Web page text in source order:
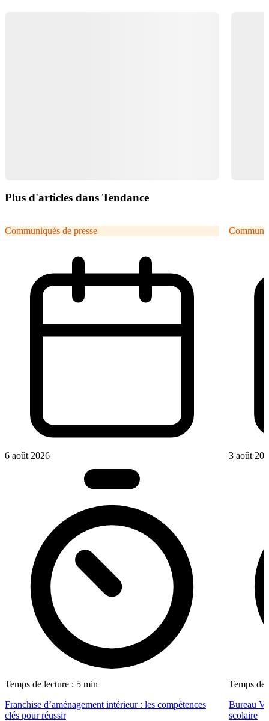
Plus d'articles dans Tendance
Communiqués de presse
6 août 2026
Temps de lecture : 5 min
Franchise d’aménagement intérieur : les compétences
clés pour réussir
3 août
Temps de
Bureau
scolaire